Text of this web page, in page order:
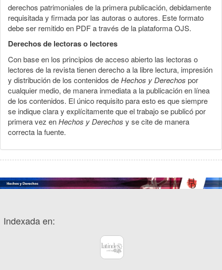
derechos patrimoniales de la primera publicación, debidamente
requisitada y firmada por las autoras o autores. Este formato
debe ser remitido en PDF a través de la plataforma OJS.
Derechos de lectoras o lectores
Con base en los principios de acceso abierto las lectoras o
lectores de la revista tienen derecho a la libre lectura, impresión
y distribución de los contenidos deHechos y Derechos por
cualquier medio, de manera inmediata a la publicación en línea
de los contenidos. El único requisito para esto es que siempre
se indique clara y explícitamente que el trabajo se publicó por
primera vez enHechos y Derechos y se cite de manera
correcta la fuente.
Indexada en: